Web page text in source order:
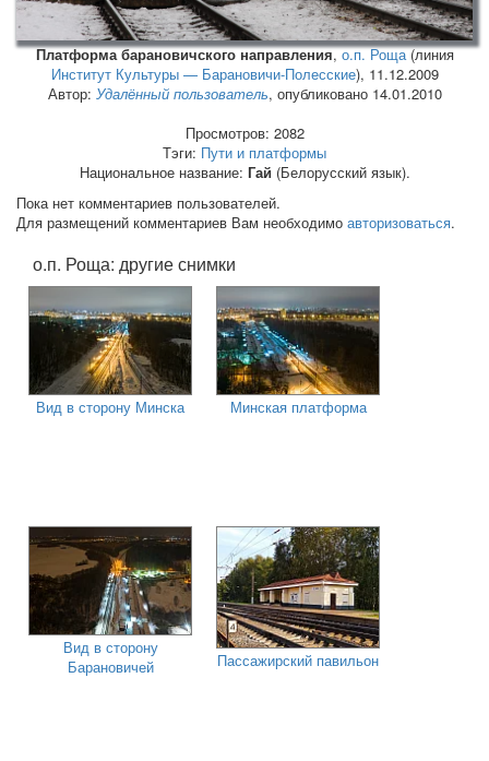
Платформа барановичского направления,о.п. Роща (линия
Институт Культуры — Барановичи-Полесские), 11.12.2009
Автор: Удалённый пользователь, опубликовано 14.01.2010
Просмотров: 2082
Тэги: Пути и платформы
Национальное название: Гай (Белорусский язык).
Пока нет комментариев пользователей.
Для размещений комментариев Вам необходимо авторизоваться.
о.п. Роща: другие снимки
Вид в сторону Минска Минская платформа
Вид в сторону
Барановичей
Пассажирский павильон